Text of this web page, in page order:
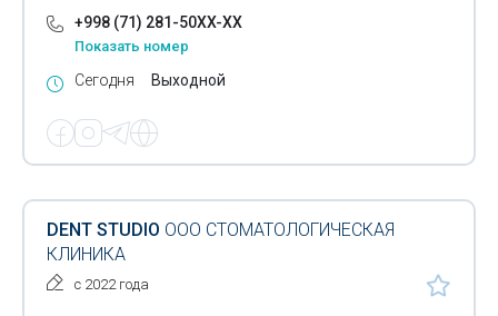
+998 (71) 281-50XX-XX
Показать номер
Сегодня Выходной
DENT STUDIO ООО СТОМАТОЛОГИЧЕСКАЯ
КЛИНИКА
с 2022 года